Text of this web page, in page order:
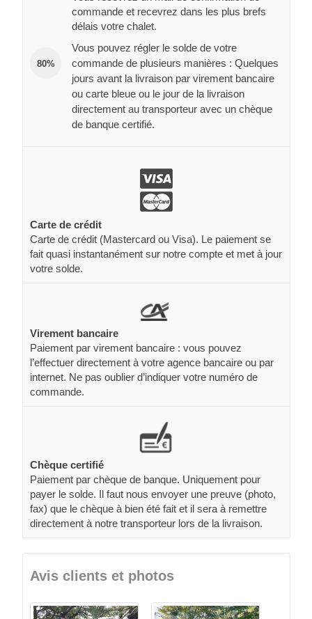
commande et recevrez dans les plus brefs
délais votre chalet.
80%
Vous pouvez régler le solde de votre
commande de plusieurs manières : Quelques
jours avant la livraison par virement bancaire
ou carte bleue ou le jour de la livraison
directement au transporteur avec un chèque
de banque certifié.
Carte de crédit
Carte de crédit (Mastercard ou Visa). Le paiement se
fait quasi instantanément sur notre compte et met à jour
votre solde.
Virement bancaire
Paiement par virement bancaire : vous pouvez
l’effectuer directement à votre agence bancaire ou par
internet. Ne pas oublier d’indiquer votre numéro de
commande.
Chèque certifié
Paiement par chèque de banque. Uniquement pour
payer le solde. Il faut nous envoyer une preuve (photo,
fax) que le chèque à bien été fait et il sera à remettre
directement à notre transporteur lors de la livraison.
Avis clients et photos